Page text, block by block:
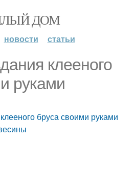
ДОМ
новости статьи
клееного
руками
бруса своими руками